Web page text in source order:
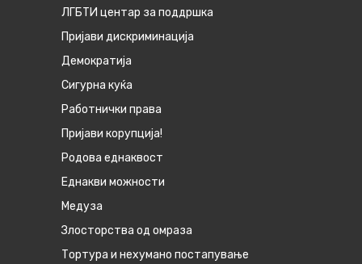
ЛГБТИ центар за поддршка
Пријави дискриминација
Демократија
Сигурна куќа
Работнички права
Пријави корупција!
Родова еднаквост
Eднакви можности
Медуза
Злосторства од омраза
Тортура и нехумано постапување